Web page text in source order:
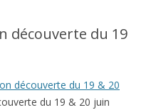
découverte du 19
découverte du 19 & 20
du 19 & 20 juin